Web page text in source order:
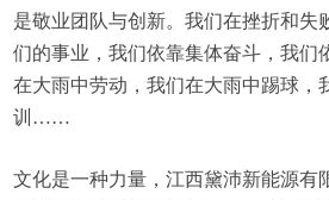
是敬业团队与创新。我们在挫折和失
们的事业，我们依靠集体奋斗，我
在大雨中劳动，我们在大雨中踢球，
训……
文化是一种力量，江西黛沛新能源有